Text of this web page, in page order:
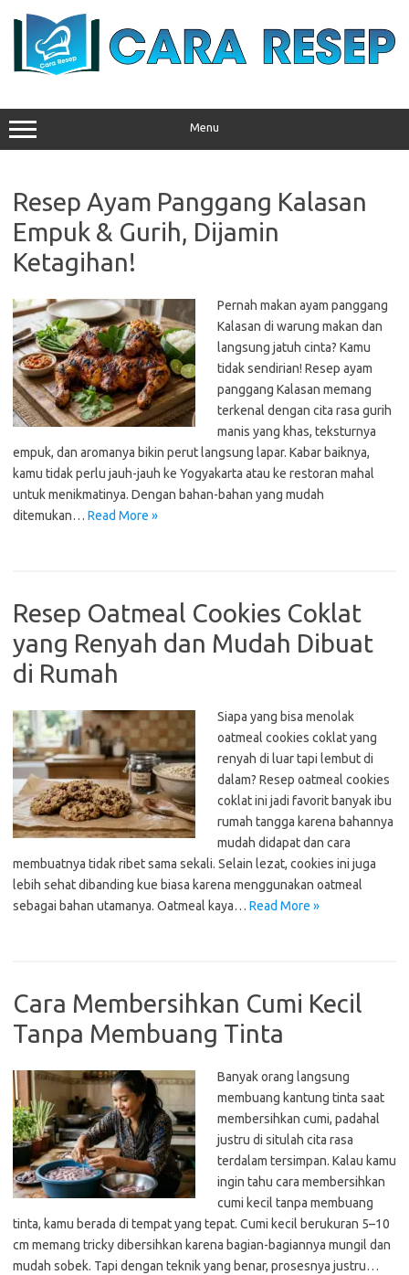
Menu
Resep Ayam Panggang Kalasan
Empuk & Gurih, Dijamin
Ketagihan!
Pernah makan ayam panggang
Kalasan di warung makan dan
langsung jatuh cinta? Kamu
tidak sendirian! Resep ayam
panggang Kalasan memang
terkenal dengan cita rasa gurih
manis yang khas, teksturnya
empuk, dan aromanya bikin perut langsung lapar. Kabar baiknya,
kamu tidak perlu jauh-jauh ke Yogyakarta atau ke restoran mahal
untuk menikmatinya. Dengan bahan-bahan yang mudah
ditemukan… Read More »
Resep Oatmeal Cookies Coklat
yang Renyah dan Mudah Dibuat
di Rumah
Siapa yang bisa menolak
oatmeal cookies coklat yang
renyah di luar tapi lembut di
dalam? Resep oatmeal cookies
coklat ini jadi favorit banyak ibu
rumah tangga karena bahannya
mudah didapat dan cara
membuatnya tidak ribet sama sekali. Selain lezat, cookies ini juga
lebih sehat dibanding kue biasa karena menggunakan oatmeal
sebagai bahan utamanya. Oatmeal kaya… Read More »
Cara Membersihkan Cumi Kecil
Tanpa Membuang Tinta
Banyak orang langsung
membuang kantung tinta saat
membersihkan cumi, padahal
justru di situlah cita rasa
terdalam tersimpan. Kalau kamu
ingin tahu cara membersihkan
cumi kecil tanpa membuang
tinta, kamu berada di tempat yang tepat. Cumi kecil berukuran 5–10
cm memang tricky dibersihkan karena bagian-bagiannya mungil dan
mudah sobek. Tapi dengan teknik yang benar, prosesnya justru…